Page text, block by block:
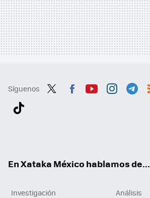
Síguenos
En Xataka México hablamos de...
Investigación
Análisis